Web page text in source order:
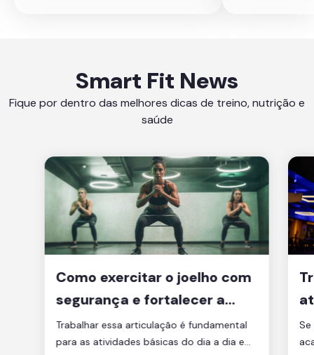
Smart Fit News
Fique por dentro das melhores dicas de treino, nutrição e
saúde
Como exercitar o joelho com
segurança e fortalecer a
articulação
Trabalhar essa articulação é fundamental
para as atividades básicas do dia a dia e